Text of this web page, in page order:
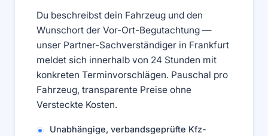
Du beschreibst dein Fahrzeug und den
Wunschort der Vor-Ort-Begutachtung —
unser Partner-Sachverständiger in Frankfurt
meldet sich innerhalb von 24 Stunden mit
konkreten Terminvorschlägen. Pauschal pro
Fahrzeug, transparente Preise ohne
Versteckte Kosten.
Unabhängige, verbandsgeprüfte Kfz-